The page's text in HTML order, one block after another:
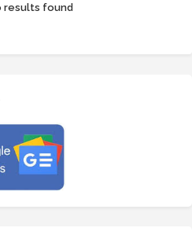
results found